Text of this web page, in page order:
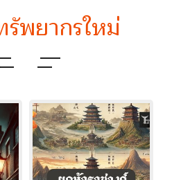
พยากรใหม่